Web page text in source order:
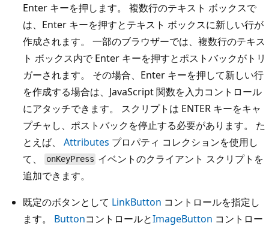
Enter キーを押します。 複数行のテキスト ボックスで
は、Enter キーを押すとテキスト ボックスに新しい行が
作成されます。 一部のブラウザーでは、複数行のテキス
ト ボックス内で Enter キーを押すとポストバックがトリ
ガーされます。 その場合、Enter キーを押して新しい行
を作成する場合は、JavaScript 関数を入力コントロール
にアタッチできます。 スクリプトは ENTER キーをキャ
プチャし、ポストバックを停止する必要があります。 た
とえば、 Attributes プロパティ コレクションを使用し
て、
onKeyPress イベントのクライアント スクリプトを
追加できます。
既定のボタンとして LinkButton コントロールを指定し
ます。 ButtonコントロールとImageButton コントロー